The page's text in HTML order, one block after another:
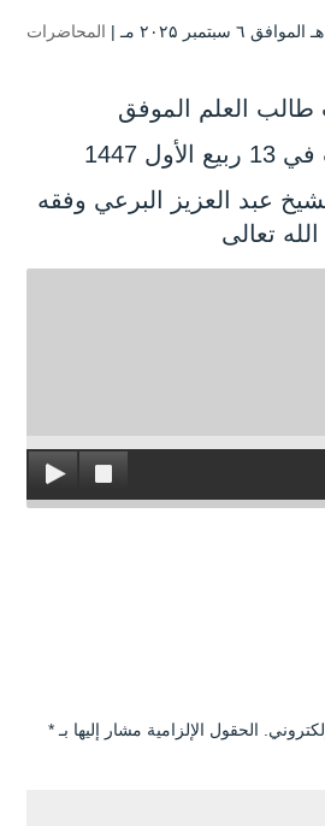
المحاضرات
العلم الموفق
1447
عبد العزيز البرعي وفقه
الله تعالى
الحقول الإلزامية مشار إليها بـ *